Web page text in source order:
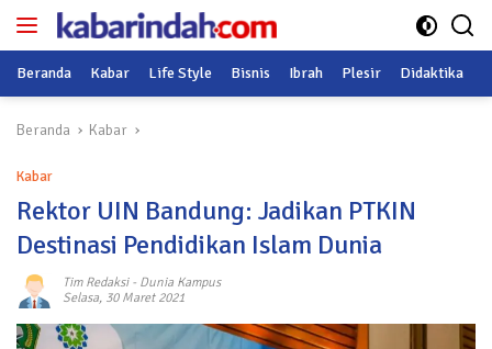
Langsung
Beranda Kabar Life Style Bisnis Ibrah Plesir Didaktika
Beranda Kabar
Kabar
Rektor UIN Bandung: Jadikan PTKIN
Destinasi Pendidikan Islam Dunia
Tim Redaksi- Dunia Kampus
Selasa, 30 Maret 2021